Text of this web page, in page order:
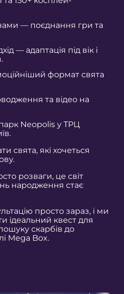
— поєднання гри та
— адаптація під вік і
формат свята
та відео на
Neopolis у ТРЦ
свята, які хочеться
розваги, це світ
народження стає
просто зараз, і ми
ідеальний квест для
скарбів до
Mega Box.